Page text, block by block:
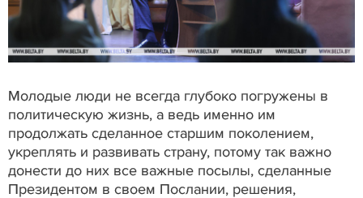
Молодые люди не всегда глубоко погружены в
политическую жизнь, а ведь именно им
продолжать сделанное старшим поколением,
укреплять и развивать страну, потому так важно
донести до них все важные посылы, сделанные
Президентом в своем Послании, решения,